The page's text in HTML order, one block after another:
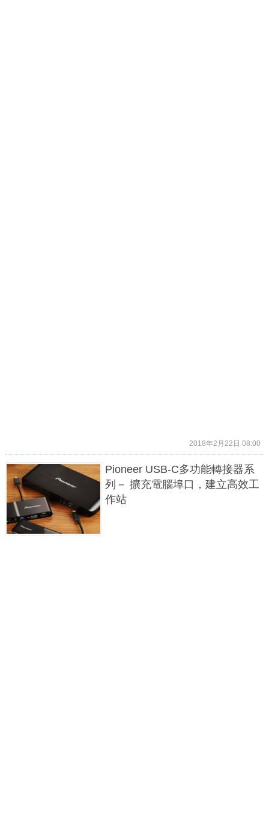
2018年2月22日 08:00
Pioneer USB-C多功能轉接器系
列－ 擴充電腦埠口，建立高效工
作站